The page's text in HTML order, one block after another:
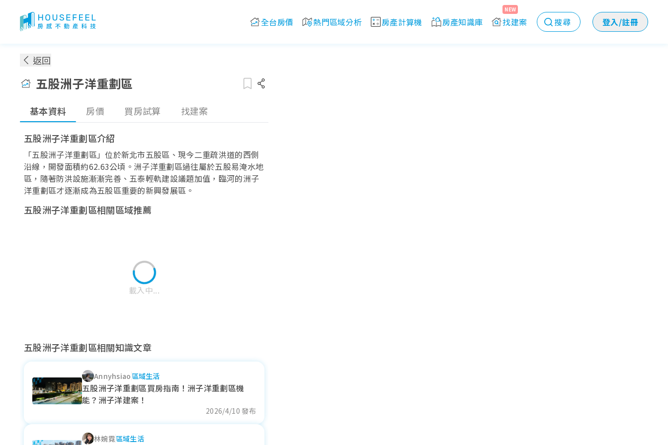
全台房價 熱門區域分析 房產計算機 房產知識庫 找建案
NEW
搜尋 登入/註冊
返回
五股洲子洋重劃區
基本資料 房價 買房試算 找建案
五股洲子洋重劃區介紹
「五股洲子洋重劃區」位於新北市五股區、現今二重疏洪道的西側
沿線，開發面積約62.63公頃。洲子洋重劃區過往屬於五股易淹水地
區，隨著防洪設施漸漸完善、五泰輕軌建設議題加值，臨河的洲子
洋重劃區才逐漸成為五股區重要的新興發展區。
五股洲子洋重劃區相關區域推薦
載入中...
土城司法園區
近一年成交單價
央北重劃區
近一年成交單價
水碓重劃區
近一年成交單價
五股洲子洋重劃區相關知識文章
Annyhsiao 區域生活
五股洲子洋重劃區買房指南！洲子洋重劃區機
能？洲子洋建案！
2026/4/10 發布
林婉霓區域生活